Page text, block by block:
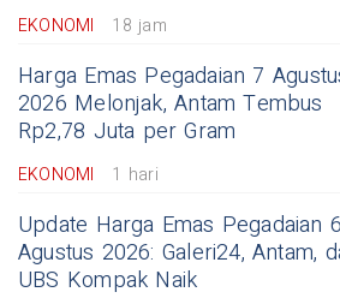
EKONOMI 18 jam
Harga Emas Pegadaian 7
2026 Melonjak, Antam Tembus
Rp2,78 Juta per Gram
EKONOMI 1 hari
Update Harga Emas Pegadaian 6
Agustus 2026: Galeri24, Antam,
UBS Kompak Naik